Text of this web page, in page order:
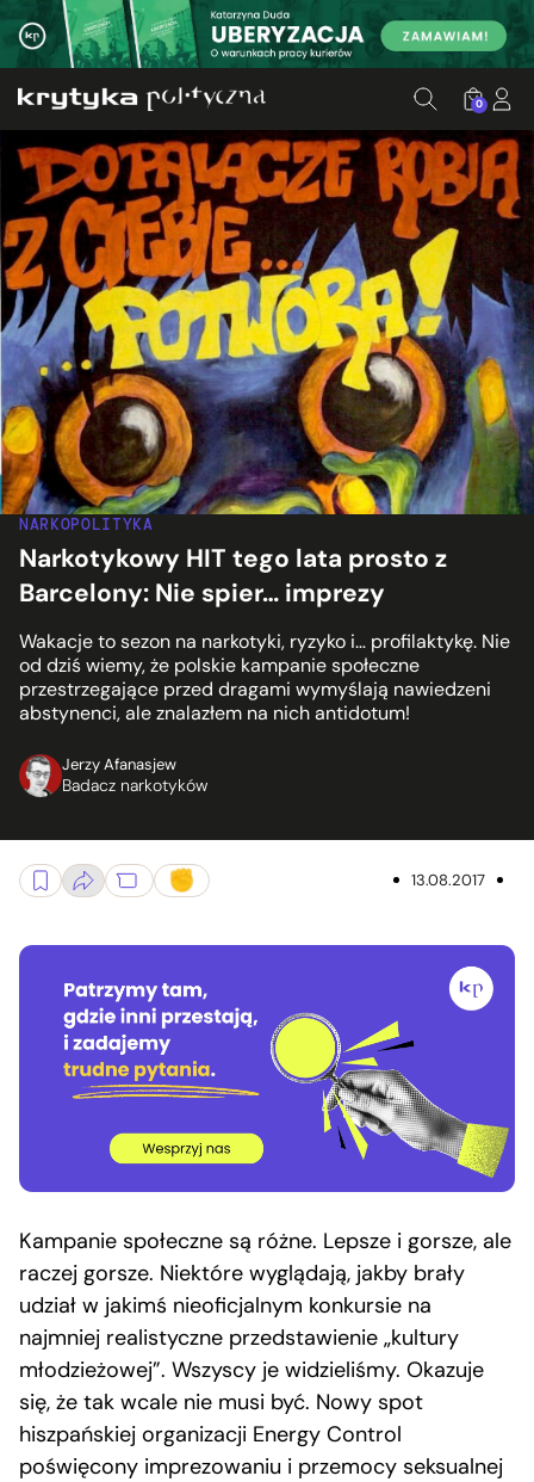
0
NARKOPOLITYKA
Narkotykowy HIT tego lata prosto z
Barcelony: Nie spier… imprezy
Wakacje to sezon na narkotyki, ryzyko i… profilaktykę. Nie
od dziś wiemy, że polskie kampanie społeczne
przestrzegające przed dragami wymyślają nawiedzeni
abstynenci, ale znalazłem na nich antidotum!
Jerzy Afanasjew
Badacz narkotyków
13.08.2017
Kampanie społeczne są różne. Lepsze i gorsze, ale
raczej gorsze. Niektóre wyglądają, jakby brały
udział w jakimś nieoficjalnym konkursie na
najmniej realistyczne przedstawienie „kultury
młodzieżowej”. Wszyscy je widzieliśmy. Okazuje
się, że tak wcale nie musi być. Nowy spot
hiszpańskiej organizacji Energy Control
poświęcony imprezowaniu i przemocy seksualnej